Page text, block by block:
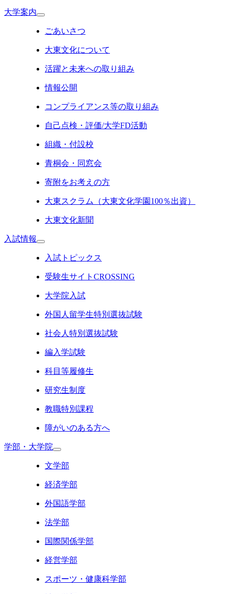
大学案内
ごあいさつ
大東文化について
活躍と未来への取り組み
情報公開
コンプライアンス等の取り組み
自己点検・評価/大学FD活動
組織・付設校
青桐会・同窓会
寄附をお考えの方
大東スクラム（大東文化学園100％出資）
大東文化新聞
入試情報
入試トピックス
受験生サイトCROSSING
大学院入試
外国人留学生特別選抜試験
社会人特別選抜試験
編入学試験
科目等履修生
研究生制度
教職特別課程
障がいのある方へ
学部・大学院
文学部
経済学部
外国語学部
法学部
国際関係学部
経営学部
スポーツ・健康科学部